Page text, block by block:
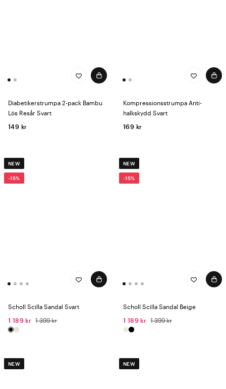
Diabetikerstrumpa 2-pack Bambu
Lös Resår Svart
149 kr
Kompressionsstrumpa Anti-
halkskydd Svart
169 kr
NEW
-15%
Scholl Scilla Sandal Svart
1 189 kr 1 399 kr
NEW
-15%
Scholl Scilla Sandal Beige
1 189 kr 1 399 kr
NEW NEW